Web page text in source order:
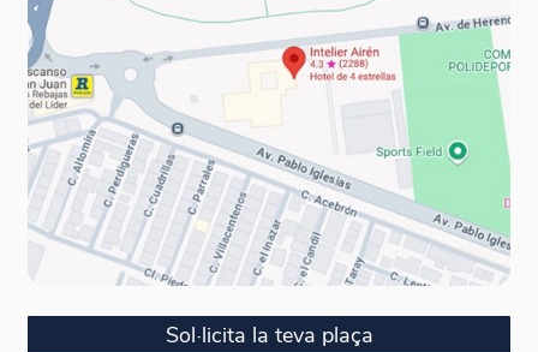
Sol·licita la teva plaça